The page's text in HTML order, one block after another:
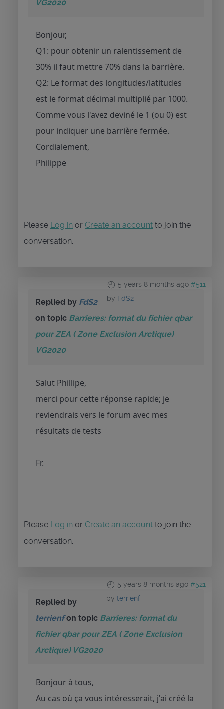
VG2020
Bonjour,
Q1: pour obtenir un ralentissement de
30% il faut mettre 70% dans la barrière.
Q2: Le format des longitudes/latitudes
est le format décimal multiplié par 1000.
Comme vous l'avez deviné le 1 (ou 0) est
pour indiquer une barrière fermée.
Cordialement,
Philippe
Please Log in or Create an account to join the
conversation.
5 years 8 months ago #511
by FdS2
Replied by FdS2
on topic Barrieres: format du fichier qbar
pour ZEA ( Zone Exclusion Arctique)
VG2020
Salut Phillipe,
merci pour cette réponse rapide; je
reviendrais vers le forum avec mes
résultats de tests
Fr.
Please Log in or Create an account to join the
conversation.
5 years 8 months ago #521
by terrienf
Replied by
terrienfon topic Barrieres: format du
fichier qbar pour ZEA ( Zone Exclusion
Arctique) VG2020
Bonjour à tous,
Au cas où ça vous intéresserait, j'ai créé la